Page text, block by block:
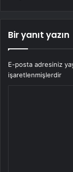
Bir yanıt yazın
E-posta adresiniz
işaretlenmişlerdir